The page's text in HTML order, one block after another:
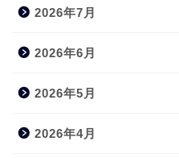
2026年7月
2026年6月
2026年5月
2026年4月